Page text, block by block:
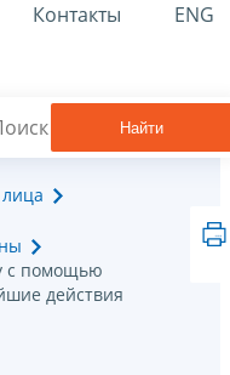
Контакты ENG
Найти
с помощью
действия